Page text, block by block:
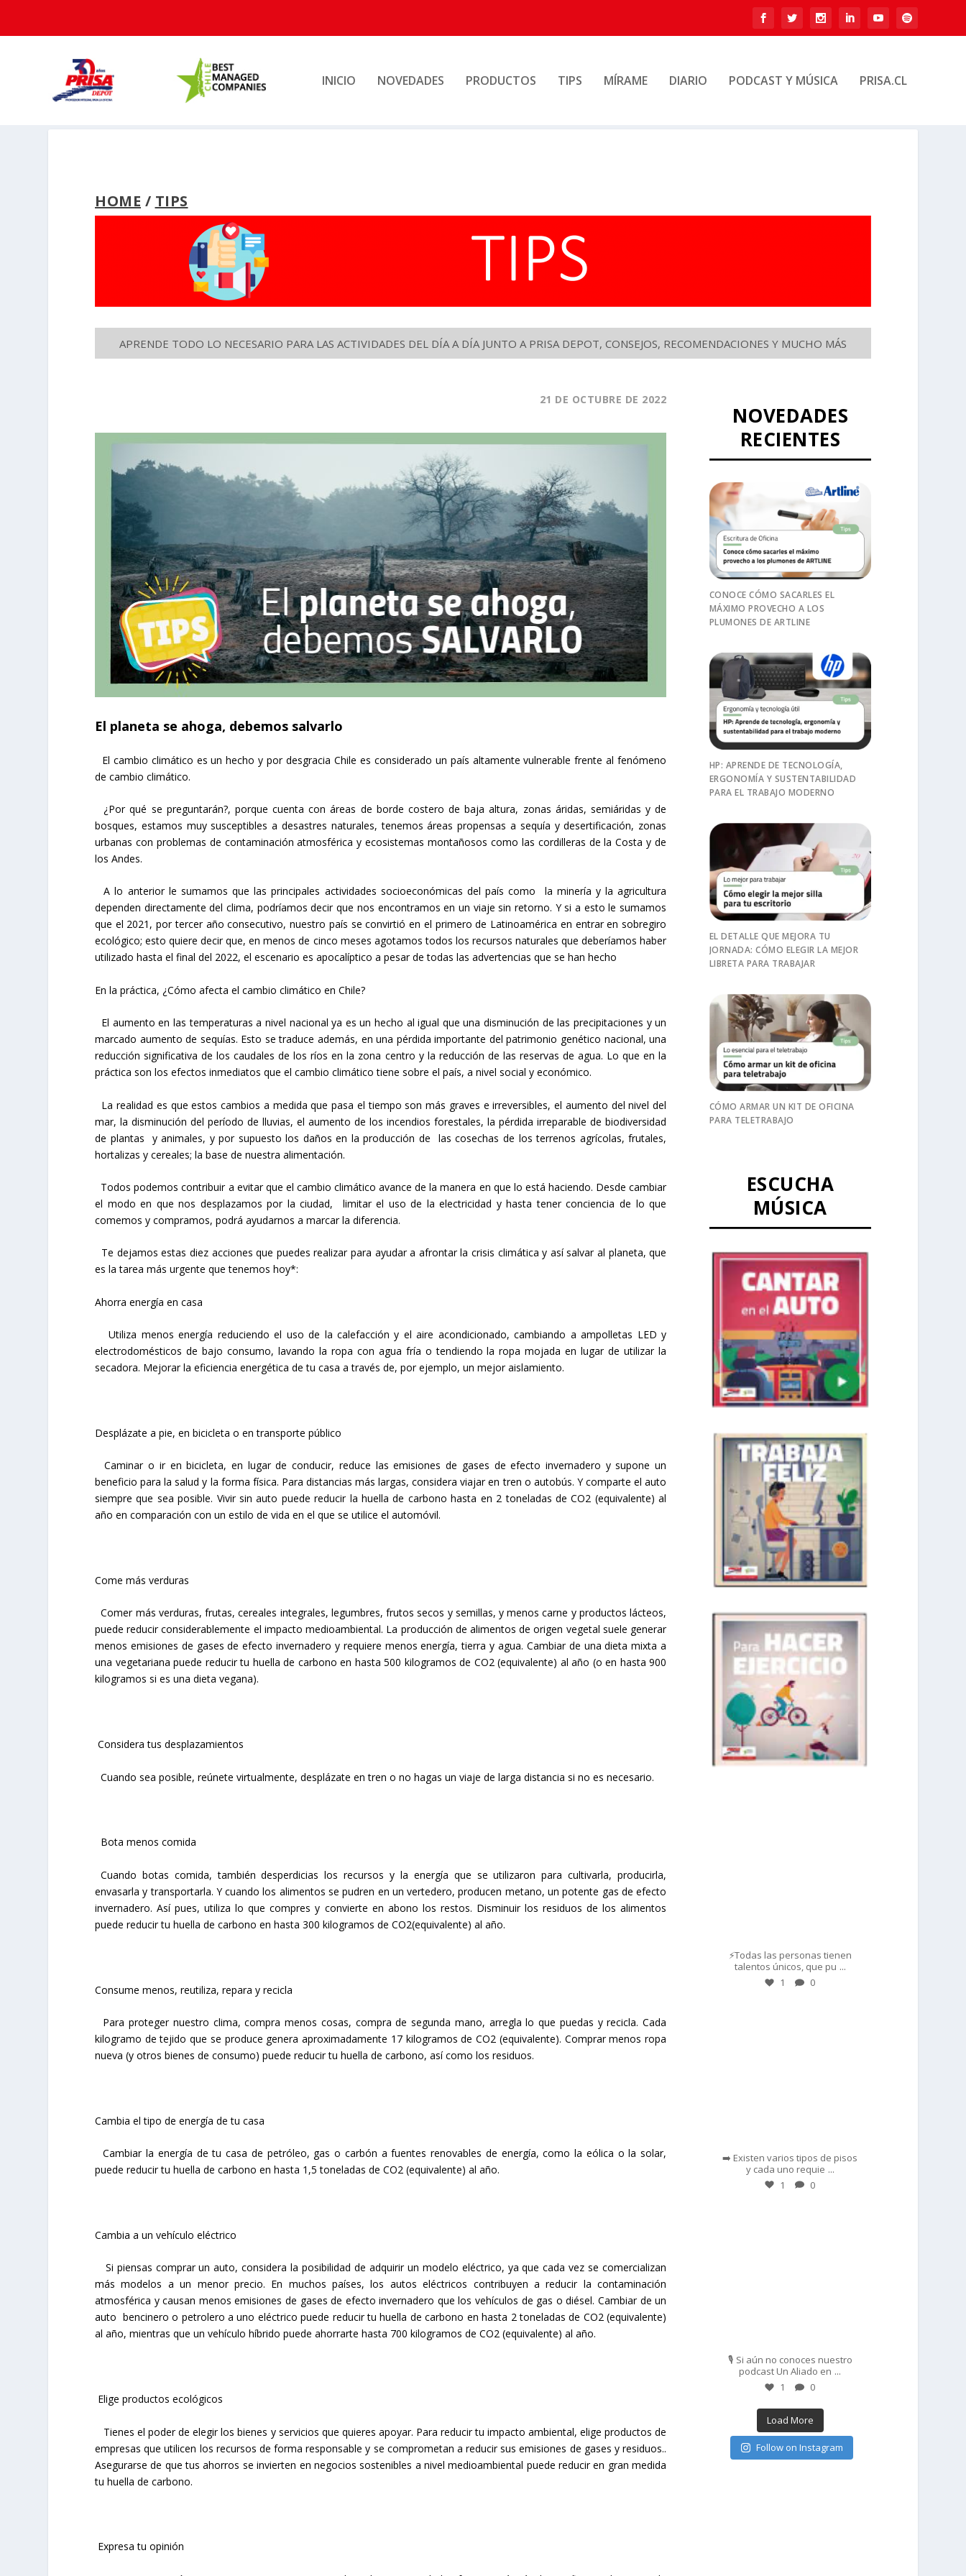
INICIO NOVEDADES PRODUCTOS TIPS MÍRAME DIARIO PODCAST Y MÚSICA PRISA.CL
HOME / TIPS
APRENDE TODO LO NECESARIO PARA LAS ACTIVIDADES DEL DÍA A DÍA JUNTO A PRISA DEPOT, CONSEJOS, RECOMENDACIONES Y MUCHO MÁS
21 DE OCTUBRE DE 2022
El planeta se ahoga, debemos salvarlo
El cambio climático es un hecho y por desgracia Chile es considerado un país altamente vulnerable frente al fenómeno
de cambio climático.
¿Por qué se preguntarán?, porque cuenta con áreas de borde costero de baja altura, zonas áridas, semiáridas y de
bosques, estamos muy susceptibles a desastres naturales, tenemos áreas propensas a sequía y desertificación, zonas
urbanas con problemas de contaminación atmosférica y ecosistemas montañosos como las cordilleras de la Costa y de
los Andes.
A lo anterior le sumamos que las principales actividades socioeconómicas del país como la minería y la agricultura
dependen directamente del clima, podríamos decir que nos encontramos en un viaje sin retorno. Y si a esto le sumamos
que el 2021, por tercer año consecutivo, nuestro país se convirtió en el primero de Latinoamérica en entrar en sobregiro
ecológico; esto quiere decir que, en menos de cinco meses agotamos todos los recursos naturales que deberíamos haber
utilizado hasta el final del 2022, el escenario es apocalíptico a pesar de todas las advertencias que se han hecho
En la práctica, ¿Cómo afecta el cambio climático en Chile?
El aumento en las temperaturas a nivel nacional ya es un hecho al igual que una disminución de las precipitaciones y un
marcado aumento de sequías. Esto se traduce además, en una pérdida importante del patrimonio genético nacional, una
reducción significativa de los caudales de los ríos en la zona centro y la reducción de las reservas de agua. Lo que en la
práctica son los efectos inmediatos que el cambio climático tiene sobre el país, a nivel social y económico.
La realidad es que estos cambios a medida que pasa el tiempo son más graves e irreversibles, el aumento del nivel del
mar, la disminución del período de lluvias, el aumento de los incendios forestales, la pérdida irreparable de biodiversidad
de plantas y animales, y por supuesto los daños en la producción de las cosechas de los terrenos agrícolas, frutales,
hortalizas y cereales; la base de nuestra alimentación.
Todos podemos contribuir a evitar que el cambio climático avance de la manera en que lo está haciendo. Desde cambiar
el modo en que nos desplazamos por la ciudad, limitar el uso de la electricidad y hasta tener conciencia de lo que
comemos y compramos, podrá ayudarnos a marcar la diferencia.
Te dejamos estas diez acciones que puedes realizar para ayudar a afrontar la crisis climática y así salvar al planeta, que
es la tarea más urgente que tenemos hoy*:
Ahorra energía en casa
Utiliza menos energía reduciendo el uso de la calefacción y el aire acondicionado, cambiando a ampolletas LED y
electrodomésticos de bajo consumo, lavando la ropa con agua fría o tendiendo la ropa mojada en lugar de utilizar la
secadora. Mejorar la eficiencia energética de tu casa a través de, por ejemplo, un mejor aislamiento.
Desplázate a pie, en bicicleta o en transporte público
Caminar o ir en bicicleta, en lugar de conducir, reduce las emisiones de gases de efecto invernadero y supone un
beneficio para la salud y la forma física. Para distancias más largas, considera viajar en tren o autobús. Y comparte el auto
siempre que sea posible. Vivir sin auto puede reducir la huella de carbono hasta en 2 toneladas de CO2 (equivalente) al
año en comparación con un estilo de vida en el que se utilice el automóvil.
Come más verduras
Comer más verduras, frutas, cereales integrales, legumbres, frutos secos y semillas, y menos carne y productos lácteos,
puede reducir considerablemente el impacto medioambiental. La producción de alimentos de origen vegetal suele generar
menos emisiones de gases de efecto invernadero y requiere menos energía, tierra y agua. Cambiar de una dieta mixta a
una vegetariana puede reducir tu huella de carbono en hasta 500 kilogramos de CO2 (equivalente) al año (o en hasta 900
kilogramos si es una dieta vegana).
Considera tus desplazamientos
Cuando sea posible, reúnete virtualmente, desplázate en tren o no hagas un viaje de larga distancia si no es necesario.
Bota menos comida
Cuando botas comida, también desperdicias los recursos y la energía que se utilizaron para cultivarla, producirla,
envasarla y transportarla. Y cuando los alimentos se pudren en un vertedero, producen metano, un potente gas de efecto
invernadero. Así pues, utiliza lo que compres y convierte en abono los restos. Disminuir los residuos de los alimentos
puede reducir tu huella de carbono en hasta 300 kilogramos de CO2(equivalente) al año.
Consume menos, reutiliza, repara y recicla
Para proteger nuestro clima, compra menos cosas, compra de segunda mano, arregla lo que puedas y recicla. Cada
kilogramo de tejido que se produce genera aproximadamente 17 kilogramos de CO2 (equivalente). Comprar menos ropa
nueva (y otros bienes de consumo) puede reducir tu huella de carbono, así como los residuos.
Cambia el tipo de energía de tu casa
Cambiar la energía de tu casa de petróleo, gas o carbón a fuentes renovables de energía, como la eólica o la solar,
puede reducir tu huella de carbono en hasta 1,5 toneladas de CO2 (equivalente) al año.
Cambia a un vehículo eléctrico
Si piensas comprar un auto, considera la posibilidad de adquirir un modelo eléctrico, ya que cada vez se comercializan
más modelos a un menor precio. En muchos países, los autos eléctricos contribuyen a reducir la contaminación
atmosférica y causan menos emisiones de gases de efecto invernadero que los vehículos de gas o diésel. Cambiar de un
auto bencinero o petrolero a uno eléctrico puede reducir tu huella de carbono en hasta 2 toneladas de CO2 (equivalente)
al año, mientras que un vehículo híbrido puede ahorrarte hasta 700 kilogramos de CO2 (equivalente) al año.
Elige productos ecológicos
Tienes el poder de elegir los bienes y servicios que quieres apoyar. Para reducir tu impacto ambiental, elige productos de
empresas que utilicen los recursos de forma responsable y se comprometan a reducir sus emisiones de gases y residuos..
Asegurarse de que tus ahorros se invierten en negocios sostenibles a nivel medioambiental puede reducir en gran medida
tu huella de carbono.
Expresa tu opinión
NOVEDADES
RECIENTES
CONOCE CÓMO SACARLES EL
MÁXIMO PROVECHO A LOS
PLUMONES DE ARTLINE
HP: APRENDE DE TECNOLOGÍA,
ERGONOMÍA Y SUSTENTABILIDAD
PARA EL TRABAJO MODERNO
EL DETALLE QUE MEJORA TU
JORNADA: CÓMO ELEGIR LA MEJOR
LIBRETA PARA TRABAJAR
CÓMO ARMAR UN KIT DE OFICINA
PARA TELETRABAJO
ESCUCHA
MÚSICA
⚡Todas las personas tienen
talentos únicos, que pu ...
1 0
➡️ Existen varios tipos de pisos
y cada uno requie ...
1 0
🎙️ Si aún no conoces nuestro
podcast Un Aliado en ...
1 0
Load More
Follow on Instagram